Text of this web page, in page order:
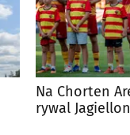
Na Chorten
rywal